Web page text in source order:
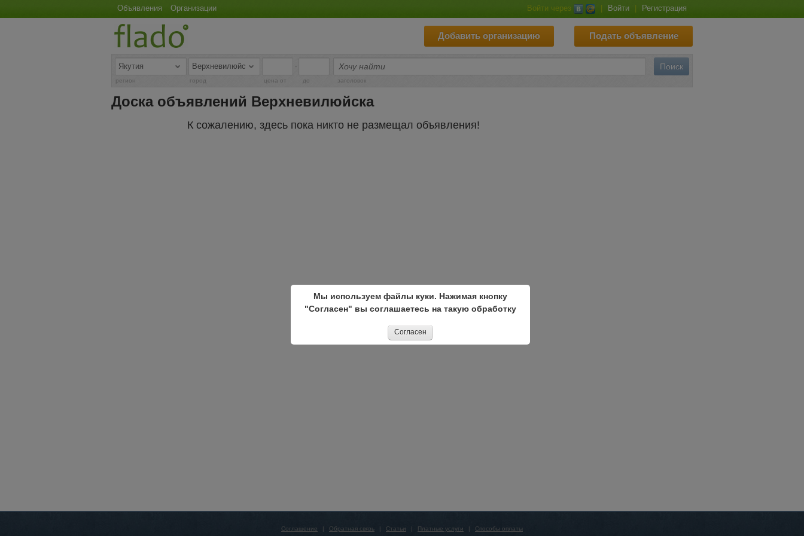
Объявления Организации Войти через Войти Регистрация
Подать объявление
Добавить организацию
-
регион город цена от до заголовок
Доска объявлений Верхневилюйска
К сожалению, здесь пока никто не размещал объявления!
Соглашение | Обратная связь | Статьи | Платные услуги | Способы оплаты
Мы используем файлы куки. Нажимая кнопку
"Согласен" вы соглашаетесь на такую обработку
Согласен